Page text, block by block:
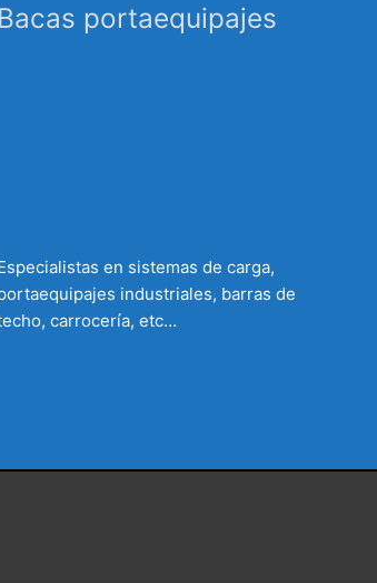
Bacas portaequipajes
en sistemas de carga,
industriales, barras de
carrocería, etc…